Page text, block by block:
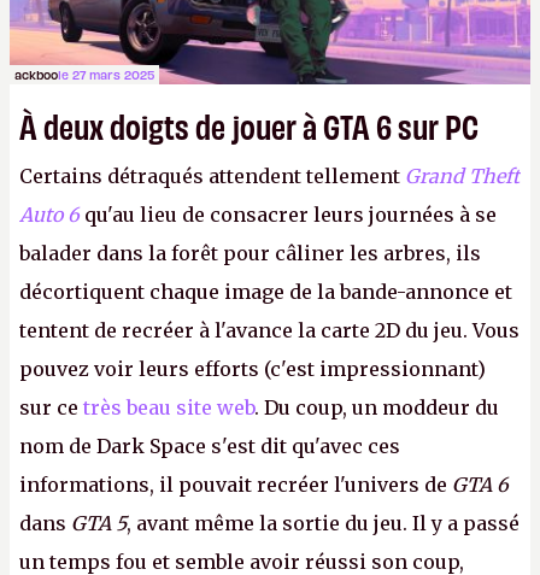
ackboole 27 mars 2025
À deux doigts de jouer à GTA 6 sur PC
Certains détraqués attendent tellement Grand Theft
Auto 6 qu'au lieu de consacrer leurs journées à se
balader dans la forêt pour câliner les arbres, ils
décortiquent chaque image de la bande-annonce et
tentent de recréer à l'avance la carte 2D du jeu. Vous
pouvez voir leurs efforts (c'est impressionnant)
sur ce très beau site web. Du coup, un moddeur du
nom de Dark Space s'est dit qu'avec ces
informations, il pouvait recréer l'univers de GTA 6
dans GTA 5, avant même la sortie du jeu. Il y a passé
un temps fou et semble avoir réussi son coup,